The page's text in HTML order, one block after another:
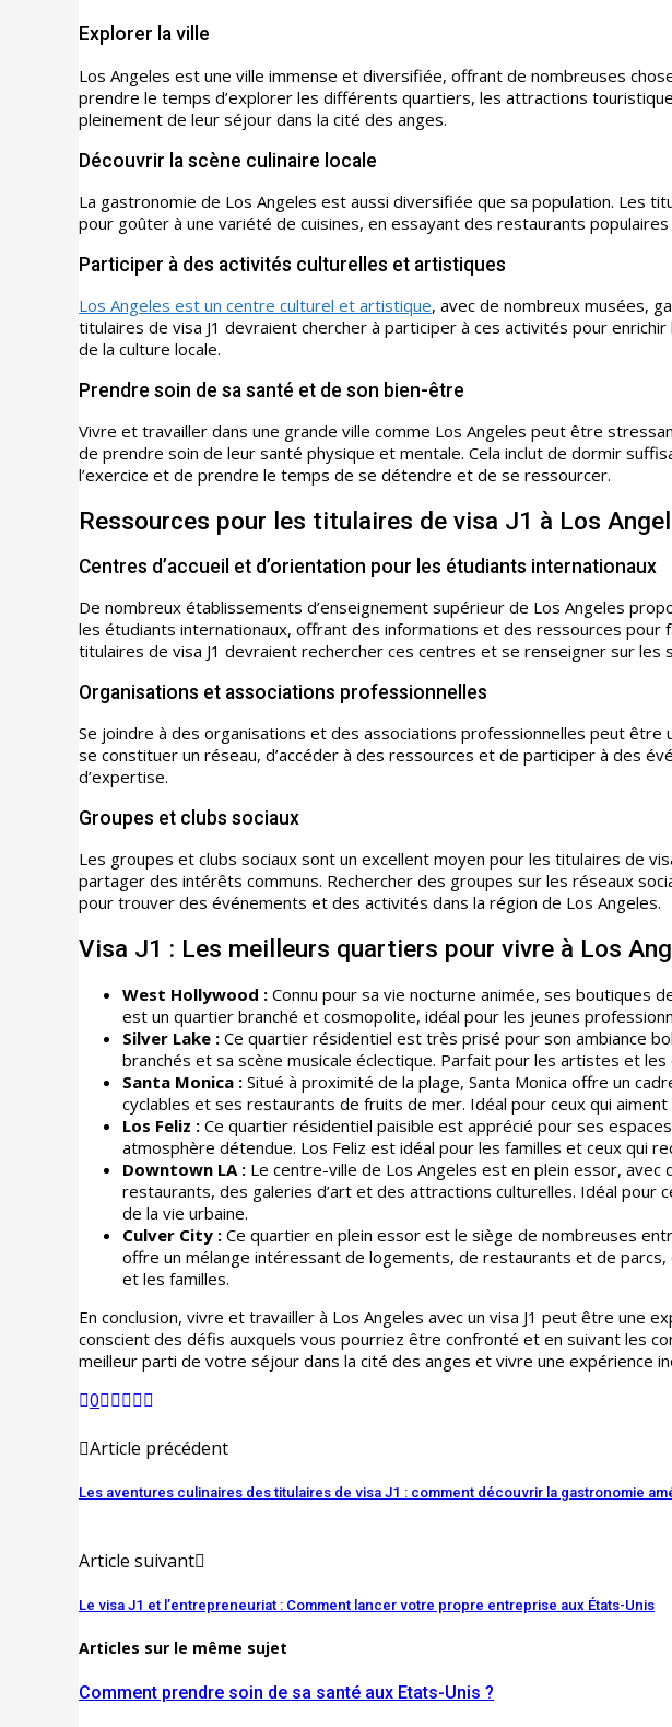
Explorer la ville
Los Angeles est une ville immense et diversifiée, offrant de nombreuses
prendre le temps d’explorer les différents quartiers, les attractions
pleinement de leur séjour dans la cité des anges.
Découvrir la scène culinaire locale
La gastronomie de Los Angeles est aussi diversifiée que sa population. Les
pour goûter à une variété de cuisines, en essayant des restaurants
Participer à des activités culturelles et artistiques
Los Angeles est un centre culturel et artistique, avec de nombreux musées,
titulaires de visa J1 devraient chercher à participer à ces activités pour
de la culture locale.
Prendre soin de sa santé et de son bien-être
Vivre et travailler dans une grande ville comme Los Angeles peut être
de prendre soin de leur santé physique et mentale. Cela inclut de dormir
l’exercice et de prendre le temps de se détendre et de se ressourcer.
Ressources pour les titulaires de visa J1 à Los
Centres d’accueil et d’orientation pour les étudiants internationaux
De nombreux établissements d’enseignement supérieur de Los Angeles
les étudiants internationaux, offrant des informations et des ressources pour
titulaires de visa J1 devraient rechercher ces centres et se renseigner sur les
Organisations et associations professionnelles
Se joindre à des organisations et des associations professionnelles peut être
se constituer un réseau, d’accéder à des ressources et de participer à des
d’expertise.
Groupes et clubs sociaux
Les groupes et clubs sociaux sont un excellent moyen pour les titulaires de
partager des intérêts communs. Rechercher des groupes sur les réseaux
pour trouver des événements et des activités dans la région de Los Angeles.
Visa J1 : Les meilleurs quartiers pour vivre à Los
West Hollywood : Connu pour sa vie nocturne animée, ses boutiques
est un quartier branché et cosmopolite, idéal pour les jeunes
Silver Lake : Ce quartier résidentiel est très prisé pour son ambiance
branchés et sa scène musicale éclectique. Parfait pour les artistes et les
Santa Monica : Situé à proximité de la plage, Santa Monica offre un
cyclables et ses restaurants de fruits de mer. Idéal pour ceux qui
Los Feliz : Ce quartier résidentiel paisible est apprécié pour ses
atmosphère détendue. Los Feliz est idéal pour les familles et ceux qui
Downtown LA : Le centre-ville de Los Angeles est en plein essor,
restaurants, des galeries d’art et des attractions culturelles. Idéal pour
de la vie urbaine.
Culver City : Ce quartier en plein essor est le siège de nombreuses
offre un mélange intéressant de logements, de restaurants et de parcs,
et les familles.
En conclusion, vivre et travailler à Los Angeles avec un visa J1 peut être une
conscient des défis auxquels vous pourriez être confronté et en suivant les
meilleur parti de votre séjour dans la cité des anges et vivre une expérience
0
Article précédent
Les aventures culinaires des titulaires de visa J1 : comment découvrir la gastronomie
Article suivant
Le visa J1 et l’entrepreneuriat : Comment lancer votre propre entreprise aux États-Unis
Articles sur le même sujet
Comment prendre soin de sa santé aux Etats-Unis ?